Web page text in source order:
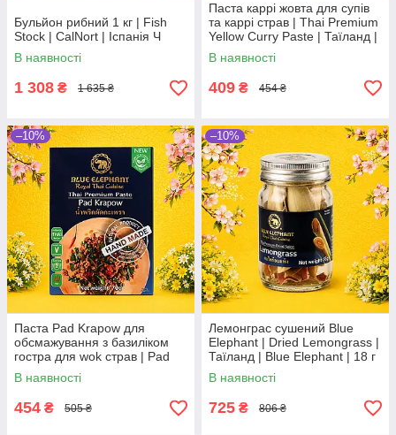
Бульйон рибний 1 кг | Fish
Stock | CalNort | Іспанія Ч
В наявності
1 308 ₴ 1 635 ₴
Паста каррі жовта для супів
та каррі страв | Thai Premium
Yellow Curry Paste | Таїланд |
Blue Elephant | 70 г | преміум
По
В наявності
409 ₴ 454 ₴
–10%
Паста Pad Krapow для
обсмажування з базиліком
гостра для wok страв | Pad
Krapow Paste | Таїланд | Blue
Elephant | 70 г | гостра По
В наявності
454 ₴ 505 ₴
–10%
Лемонграс сушений Blue
Elephant | Dried Lemongrass |
Таїланд | Blue Elephant | 18 г
| цитрусова ароматність По
В наявності
725 ₴ 806 ₴